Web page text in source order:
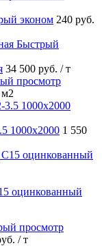
эконом 240 руб.
Быстрый
34 500 руб. / т
просмотр
1000х2000 1 550
оцинкованный
просмотр
/ т